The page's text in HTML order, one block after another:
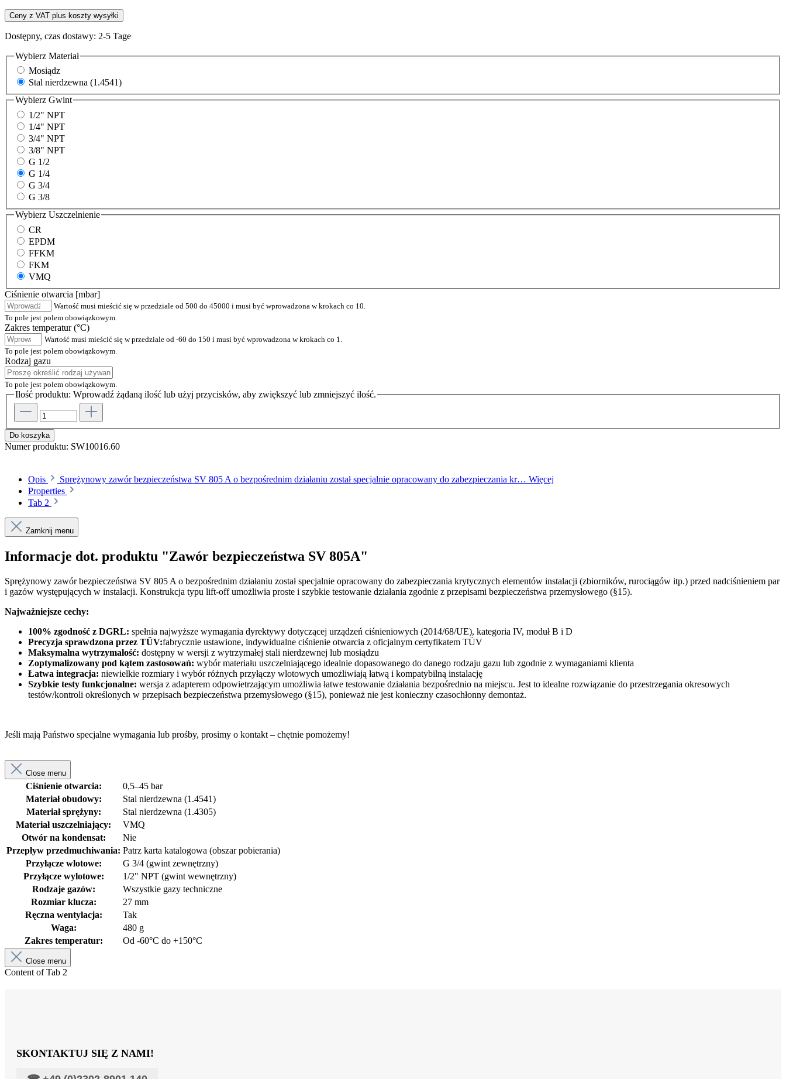
Ceny z VAT plus koszty wysyłki
Dostępny, czas dostawy: 2-5 Tage
Wybierz Materiał
Mosiądz
Stal nierdzewna (1.4541)
Wybierz Gwint
1/2" NPT
1/4" NPT
3/4" NPT
3/8" NPT
G 1/2
G 1/4
G 3/4
G 3/8
Wybierz Uszczelnienie
CR
EPDM
FFKM
FKM
VMQ
Ciśnienie otwarcia [mbar]
Wartość musi mieścić się w przedziale od 500 do 45000 i musi być wprowadzona w krokach co 10.
To pole jest polem obowiązkowym.
Zakres temperatur (°C)
Wartość musi mieścić się w przedziale od -60 do 150 i musi być wprowadzona w krokach co 1.
To pole jest polem obowiązkowym.
Rodzaj gazu
To pole jest polem obowiązkowym.
Ilość produktu: Wprowadź żądaną ilość lub użyj przycisków, aby zwiększyć lub zmniejszyć ilość.
Do koszyka
Numer produktu: SW10016.60
Opis Sprężynowy zawór bezpieczeństwa SV 805 A o bezpośrednim działaniu został specjalnie opracowany do zabezpieczania kr… Więcej
Properties
Tab 2
Zamknij menu
Informacje dot. produktu "Zawór bezpieczeństwa SV 805A"
Sprężynowy zawór bezpieczeństwa SV 805 A o bezpośrednim działaniu został specjalnie opracowany do zabezpieczania krytycznych elementów instalacji (zbiorników, rurociągów itp.) przed nadciśnieniem par
i gazów występujących w instalacji. Konstrukcja typu lift-off umożliwia proste i szybkie testowanie działania zgodnie z przepisami bezpieczeństwa przemysłowego (§15).
Najważniejsze cechy:
100% zgodność z DGRL: spełnia najwyższe wymagania dyrektywy dotyczącej urządzeń ciśnieniowych (2014/68/UE), kategoria IV, moduł B i D
Precyzja sprawdzona przez TÜV:fabrycznie ustawione, indywidualne ciśnienie otwarcia z oficjalnym certyfikatem TÜV
Maksymalna wytrzymałość: dostępny w wersji z wytrzymałej stali nierdzewnej lub mosiądzu
Zoptymalizowany pod kątem zastosowań: wybór materiału uszczelniającego idealnie dopasowanego do danego rodzaju gazu lub zgodnie z wymaganiami klienta
Łatwa integracja: niewielkie rozmiary i wybór różnych przyłączy wlotowych umożliwiają łatwą i kompatybilną instalację
Szybkie testy funkcjonalne: wersja z adapterem odpowietrzającym umożliwia łatwe testowanie działania bezpośrednio na miejscu. Jest to idealne rozwiązanie do przestrzegania okresowych
testów/kontroli określonych w przepisach bezpieczeństwa przemysłowego (§15), ponieważ nie jest konieczny czasochłonny demontaż.
Jeśli mają Państwo specjalne wymagania lub prośby, prosimy o kontakt – chętnie pomożemy!
Close menu
Ciśnienie otwarcia:
0,5–45 bar
Materiał obudowy:
Stal nierdzewna (1.4541)
Materiał sprężyny:
Stal nierdzewna (1.4305)
Materiał uszczelniający:
VMQ
Otwór na kondensat:
Nie
Przepływ przedmuchiwania: Patrz karta katalogowa (obszar pobierania)
Przyłącze wlotowe:
G 3/4 (gwint zewnętrzny)
Przyłącze wylotowe:
1/2" NPT (gwint wewnętrzny)
Rodzaje gazów:
Wszystkie gazy techniczne
Rozmiar klucza:
27 mm
Ręczna wentylacja:
Tak
Waga:
480 g
Zakres temperatur:
Od -60°C do +150°C
Close menu
Content of Tab 2
SKONTAKTUJ SIĘ Z NAMI!